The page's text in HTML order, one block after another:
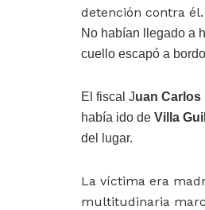
detención contra él.
No habían llegado a
cuello escapó a
El fiscal Juan
había ido de Villa
del lugar.
La víctima era
multitudinaria